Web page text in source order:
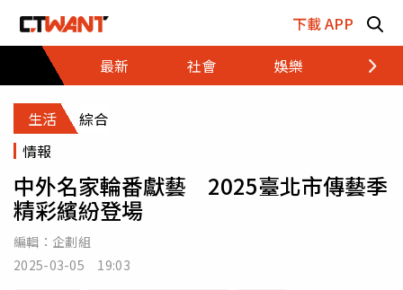
下載 APP
最新
社會 娛樂 財經
生活
綜合
情報
中外名家輪番獻藝 2025臺北市傳藝季
精彩繽紛登場
編輯： 企劃組
2025-03-05 19:03